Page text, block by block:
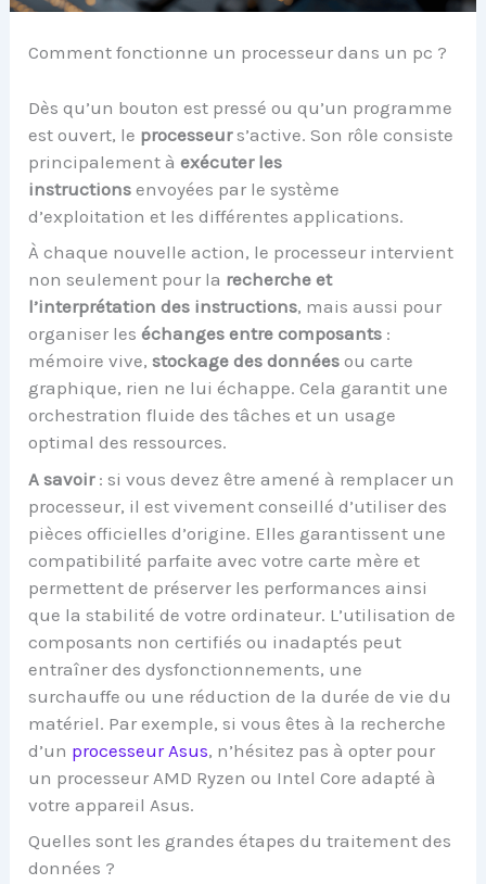
Comment fonctionne un processeur dans un pc ?
Dès qu’un bouton est pressé ou qu’un programme
est ouvert, le processeurs’active. Son rôle consiste
principalement àexécuter les
instructions envoyées par le système
d’exploitation et les différentes applications.
À chaque nouvelle action, le processeur intervient
non seulement pour la recherche et
l’interprétation des instructions, mais aussi pour
organiser leséchanges entre composants :
mémoire vive,stockage des données ou carte
graphique, rien ne lui échappe. Cela garantit une
orchestration fluide des tâches et un usage
optimal des ressources.
A savoir: si vous devez être amené à remplacer un
processeur, il est vivement conseillé d’utiliser des
pièces officielles d’origine. Elles garantissent une
compatibilité parfaite avec votre carte mère et
permettent de préserver les performances ainsi
que la stabilité de votre ordinateur. L’utilisation de
composants non certifiés ou inadaptés peut
entraîner des dysfonctionnements, une
surchauffe ou une réduction de la durée de vie du
matériel. Par exemple, si vous êtes à la recherche
d’un processeur Asus, n’hésitez pas à opter pour
un processeur AMD Ryzen ou Intel Core adapté à
votre appareil Asus.
Quelles sont les grandes étapes du traitement des
données ?